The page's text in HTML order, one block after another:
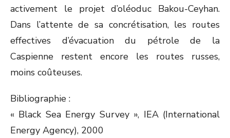
activement le projet d’oléoduc Bakou-Ceyhan.
Dans l’attente de sa concrétisation, les routes
effectives d’évacuation du pétrole de la
Caspienne restent encore les routes russes,
moins coûteuses.
Bibliographie :
« Black Sea Energy Survey », IEA (International
Energy Agency), 2000